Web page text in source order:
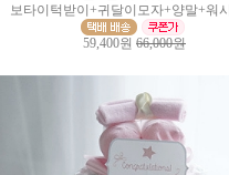
보타이턱받이+귀달이모자+양말+워
59,400원 66,000원